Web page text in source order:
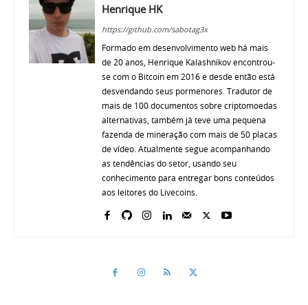
Henrique HK
https://github.com/sabotag3x
Formado em desenvolvimento web há mais
de 20 anos, Henrique Kalashnikov encontrou-
se com o Bitcoin em 2016 e desde então está
desvendando seus pormenores. Tradutor de
mais de 100 documentos sobre criptomoedas
alternativas, também já teve uma pequena
fazenda de mineração com mais de 50 placas
de vídeo. Atualmente segue acompanhando
as tendências do setor, usando seu
conhecimento para entregar bons conteúdos
aos leitores do Livecoins.